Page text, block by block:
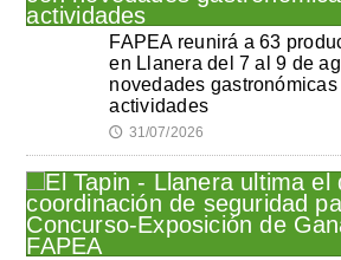
FAPEA reunirá a 63
en Llanera del 7 al 9 de
novedades
actividades
🕔 31/07/2026